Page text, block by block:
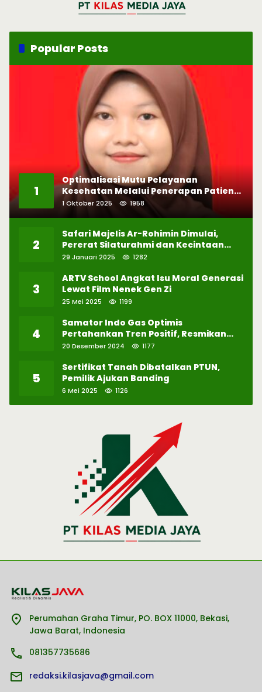
Popular Posts
1
Optimalisasi Mutu Pelayanan
Kesehatan Melalui Penerapan Patient
Safety
1 Oktober 2025 1958
2
Safari Majelis Ar-Rohimin Dimulai,
Pererat Silaturahmi dan Kecintaan
pada Selawat
29 Januari 2025 1282
3
ARTV School Angkat Isu Moral Generasi
Lewat Film Nenek Gen Zi
25 Mei 2025 1199
4
Samator Indo Gas Optimis
Pertahankan Tren Positif, Resmikan
Pabrik Hidrogen ke-57 di Batam
20 Desember 2024 1177
5
Sertifikat Tanah Dibatalkan PTUN,
Pemilik Ajukan Banding
6 Mei 2025 1126
Perumahan Graha Timur, PO. BOX 11000, Bekasi,
Jawa Barat, Indonesia
081357735686
redaksi.kilasjava@gmail.com